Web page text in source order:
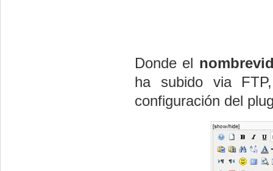
Donde el
ha subido via
configuración del